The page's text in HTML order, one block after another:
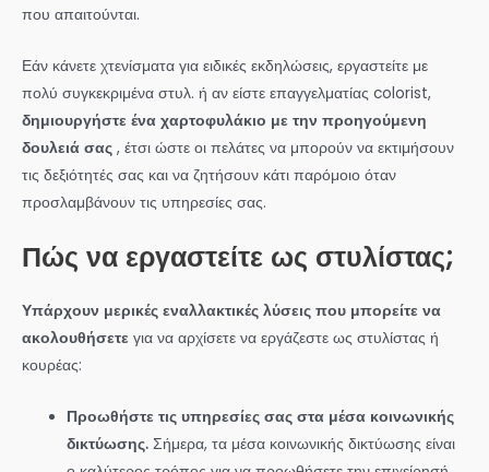
που απαιτούνται.
Εάν κάνετε χτενίσματα για ειδικές εκδηλώσεις, εργαστείτε με
πολύ συγκεκριμένα στυλ. ή αν είστε επαγγελματίας colorist,
δημιουργήστε ένα χαρτοφυλάκιο με την προηγούμενη
δουλειά σας , έτσι ώστε οι πελάτες να μπορούν να εκτιμήσουν
τις δεξιότητές σας και να ζητήσουν κάτι παρόμοιο όταν
προσλαμβάνουν τις υπηρεσίες σας.
Πώς να εργαστείτε ως στυλίστας;
Υπάρχουν μερικές εναλλακτικές λύσεις που μπορείτε να
ακολουθήσετε για να αρχίσετε να εργάζεστε ως στυλίστας ή
κουρέας:
Προωθήστε τις υπηρεσίες σας στα μέσα κοινωνικής
δικτύωσης.Σήμερα, τα μέσα κοινωνικής δικτύωσης είναι